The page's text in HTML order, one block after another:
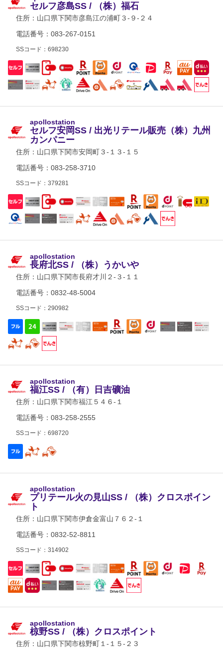
セルフ彦島SS / （株）福石
住所： 山口県下関市彦島江の浦町３-９-２４
電話番号：083-267-0151
SSコード：698230
apollostation
セルフ安岡SS / 出光リテール販売（株）九州
カンパニー
住所： 山口県下関市安岡町３-１３-１５
電話番号：083-258-3710
SSコード：379281
apollostation
長府北SS / （株）うかいや
住所： 山口県下関市長府才川２-３-１１
電話番号：0832-48-5004
SSコード：290982
apollostation
福江SS / （有）日吉礦油
住所： 山口県下関市福江５４６-１
電話番号：083-258-2555
SSコード：698720
apollostation
プリテール火の見山SS / （株）クロスポイン
ト
住所： 山口県下関市伊倉金富山７６２-１
電話番号：0832-52-8811
SSコード：314902
apollostation
椋野SS / （株）クロスポイント
住所： 山口県下関市椋野町１-１５-２３